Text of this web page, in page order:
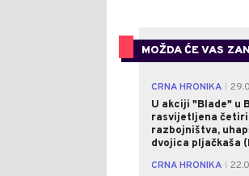
MOŽDA ĆE VAS
CRNA HRONIKA
U akciji "Blade" u
rasvijetljena četiri
razbojništva,
dvojica pljačkaša
CRNA HRONIKA